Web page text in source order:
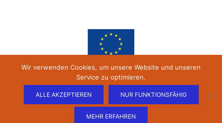
Wir verwenden Cookies, um unsere Website und unseren
Service zu optimieren.
ALLE AKZEPTIEREN NUR FUNKTIONSFÄHIG
MEHR ERFAHREN